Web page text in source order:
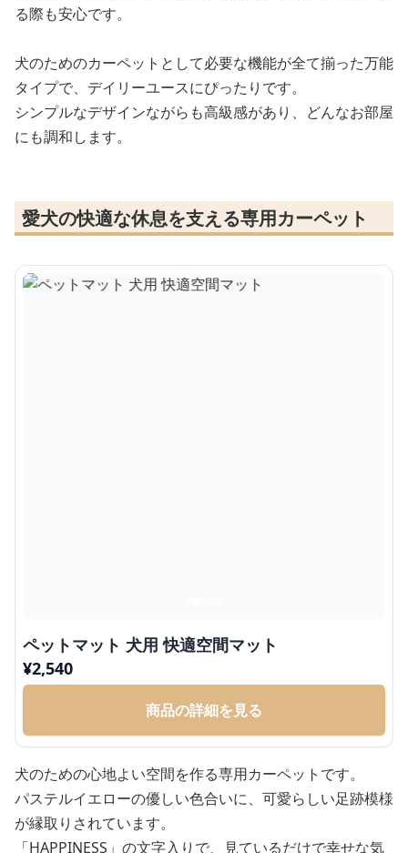
る際も安心です。
犬のためのカーペットとして必要な機能が全て揃った万能
タイプで、デイリーユースにぴったりです。
シンプルなデザインながらも高級感があり、どんなお部屋
にも調和します。
愛犬の快適な休息を支える専用カーペット
ペットマット 犬用 快適空間マット
¥2,540
商品の詳細を見る
犬のための心地よい空間を作る専用カーペットです。
パステルイエローの優しい色合いに、可愛らしい足跡模様
が縁取りされています。
「HAPPINESS」の文字入りで、見ているだけで幸せな気